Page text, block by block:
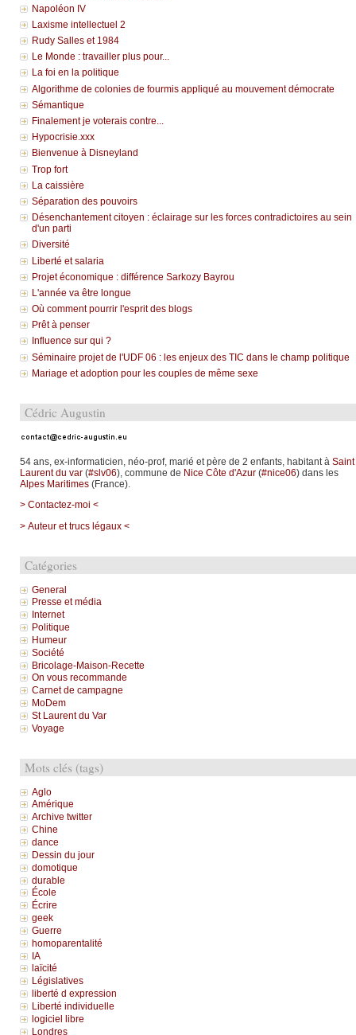
Napoléon IV
Laxisme intellectuel 2
Rudy Salles et 1984
Le Monde : travailler plus pour...
La foi en la politique
Algorithme de colonies de fourmis appliqué au mouvement démocrate
Sémantique
Finalement je voterais contre...
Hypocrisie.xxx
Bienvenue à Disneyland
Trop fort
La caissière
Séparation des pouvoirs
Désenchantement citoyen : éclairage sur les forces contradictoires au sein
d'un parti
Diversité
Liberté et salaria
Projet économique : différence Sarkozy Bayrou
L'année va être longue
Où comment pourrir l'esprit des blogs
Prêt à penser
Influence sur qui ?
Séminaire projet de l'UDF 06 : les enjeux des TIC dans le champ politique
Mariage et adoption pour les couples de même sexe
Cédric Augustin
54 ans, ex-informaticien, néo-prof, marié et père de 2 enfants, habitant à Saint
Laurent du var(#slv06), commune de Nice Côte d'Azur(#nice06) dans les
Alpes Maritimes(France).
> Contactez-moi <
> Auteur et trucs légaux <
Catégories
General
Presse et média
Internet
Politique
Humeur
Société
Bricolage-Maison-Recette
On vous recommande
Carnet de campagne
MoDem
St Laurent du Var
Voyage
Mots clés (tags)
Aglo
Amérique
Archive twitter
Chine
dance
Dessin du jour
domotique
durable
École
Écrire
geek
Guerre
homoparentalité
IA
laïcité
Législatives
liberté d expression
Liberté individuelle
logiciel libre
Londres